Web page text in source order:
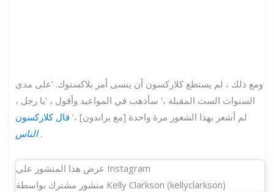
ومع ذلك ، لم يستطع كلاركسون أن ينسى أمر بلاكستوك. 'على مدى
السنوات الست المقبلة ،' سأذهب في المواعيد وأقول ، 'يا رجل ،
لم أشعر بهذا الشعور مرة واحدة [مع براندون] ،' قال كلاركسون
الناس.
عرض هذا المنشور على Instagram
منشور مشترك بواسطة Kelly Clarkson (kellyclarkson)